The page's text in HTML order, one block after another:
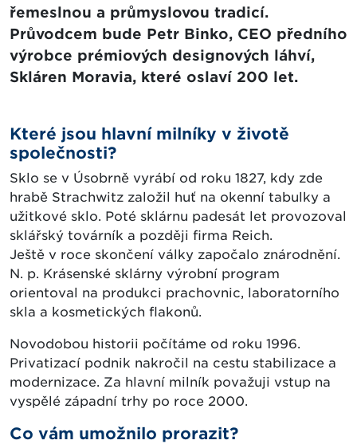
řemeslnou a průmyslovou tradicí.
Průvodcem bude Petr Binko, CEO předního
výrobce prémiových designových láhví,
Skláren Moravia, které oslaví 200 let.
Které jsou hlavní milníky v životě
společnosti?
Sklo se v Úsobrně vyrábí od roku 1827, kdy zde
hrabě Strachwitz založil huť na okenní tabulky a
užitkové sklo. Poté sklárnu padesát let provozoval
sklářský továrník a později firma Reich.
Ještě v roce skončení války započalo znárodnění.
N. p. Krásenské sklárny výrobní program
orientoval na produkci prachovnic, laboratorního
skla a kosmetických flakonů.
Novodobou historii počítáme od roku 1996.
Privatizací podnik nakročil na cestu stabilizace a
modernizace. Za hlavní milník považuji vstup na
vyspělé západní trhy po roce 2000.
Co vám umožnilo prorazit?